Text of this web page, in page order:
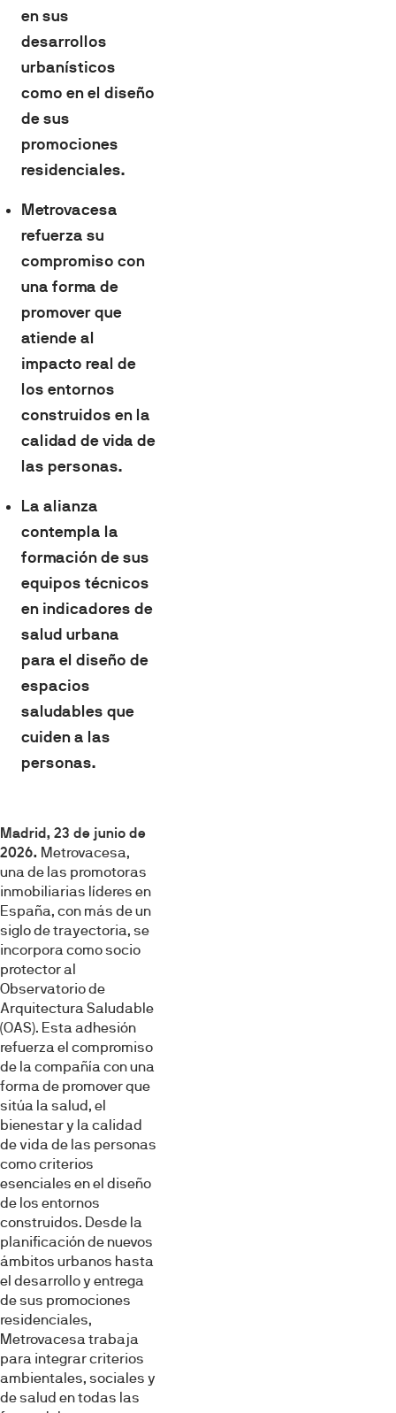
en sus
desarrollos
urbanísticos
como en el diseño
de sus
promociones
residenciales.
Metrovacesa
refuerza su
compromiso con
una forma de
promover que
atiende al
impacto real de
los entornos
construidos en la
calidad de vida de
las personas.
La alianza
contempla la
formación de sus
equipos técnicos
en indicadores de
salud urbana
para el diseño de
espacios
saludables que
cuiden a las
personas.
Madrid, 23 de junio de
2026. Metrovacesa,
una de las promotoras
inmobiliarias líderes en
España, con más de un
siglo de trayectoria, se
incorpora como socio
protector al
Observatorio de
Arquitectura Saludable
(OAS). Esta adhesión
refuerza el compromiso
de la compañía con una
forma de promover que
sitúa la salud, el
bienestar y la calidad
de vida de las personas
como criterios
esenciales en el diseño
de los entornos
construidos. Desde la
planificación de nuevos
ámbitos urbanos hasta
el desarrollo y entrega
de sus promociones
residenciales,
Metrovacesa trabaja
para integrar criterios
ambientales, sociales y
de salud en todas las